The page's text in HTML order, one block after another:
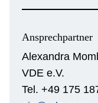
Ansprechpartner
Alexandra
VDE e.V.
Tel. +49 175